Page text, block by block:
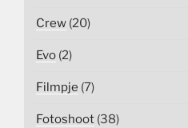
Crew (20)
Evo (2)
Filmpje (7)
Fotoshoot (38)